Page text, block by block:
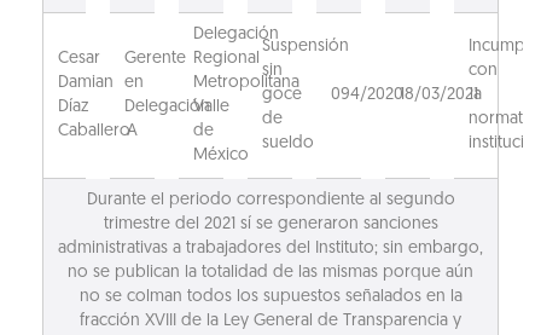
Cesar
Damian
Díaz
Caballero
Gerente
en
Delegación
A
Delegación
Regional
Metropolitana
Valle
de
México
Suspensión
sin
goce
de
sueldo
094/202018/03/2021
con
la
Durante el periodo correspondiente al segundo
trimestre del 2021 sí se generaron sanciones
administrativas a trabajadores del Instituto; sin embargo,
no se publican la totalidad de las mismas porque aún
no se colman todos los supuestos señalados en la
fracción XVIII de la Ley General de Transparencia y